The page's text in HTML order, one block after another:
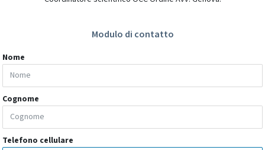
Modulo di contatto
Nome
Cognome
Telefono cellulare